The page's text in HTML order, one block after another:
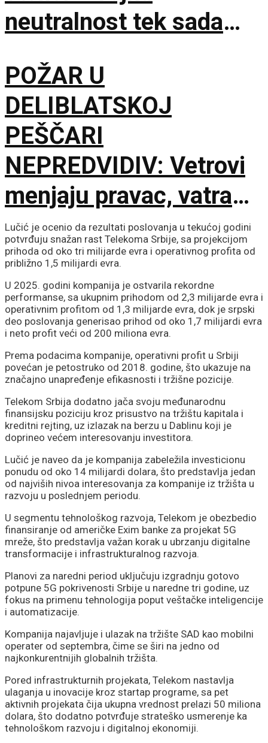
neutralnost tek sada
POŽAR U
DELIBLATSKOJ
PEŠČARI
NEPREDVIDIV: Vetrovi
menjaju pravac, vatra
zahvatila oko 1.500
hektara
Lučić je ocenio da rezultati poslovanja u tekućoj godini
potvrđuju snažan rast Telekoma Srbije, sa projekcijom
prihoda od oko tri milijarde evra i operativnog profita od
približno 1,5 milijardi evra.
U 2025. godini kompanija je ostvarila rekordne
performanse, sa ukupnim prihodom od 2,3 milijarde evra i
operativnim profitom od 1,3 milijarde evra, dok je srpski
deo poslovanja generisao prihod od oko 1,7 milijardi evra
i neto profit veći od 200 miliona evra.
Prema podacima kompanije, operativni profit u Srbiji
povećan je petostruko od 2018. godine, što ukazuje na
značajno unapređenje efikasnosti i tržišne pozicije.
Telekom Srbija dodatno jača svoju međunarodnu
finansijsku poziciju kroz prisustvo na tržištu kapitala i
kreditni rejting, uz izlazak na berzu u Dablinu koji je
doprineo većem interesovanju investitora.
Lučić je naveo da je kompanija zabeležila investicionu
ponudu od oko 14 milijardi dolara, što predstavlja jedan
od najviših nivoa interesovanja za kompanije iz tržišta u
razvoju u poslednjem periodu.
U segmentu tehnološkog razvoja, Telekom je obezbedio
finansiranje od američke Exim banke za projekat 5G
mreže, što predstavlja važan korak u ubrzanju digitalne
transformacije i infrastrukturalnog razvoja.
Planovi za naredni period uključuju izgradnju gotovo
potpune 5G pokrivenosti Srbije u naredne tri godine, uz
fokus na primenu tehnologija poput veštačke inteligencije
i automatizacije.
Kompanija najavljuje i ulazak na tržište SAD kao mobilni
operater od septembra, čime se širi na jedno od
najkonkurentnijih globalnih tržišta.
Pored infrastrukturnih projekata, Telekom nastavlja
ulaganja u inovacije kroz startap programe, sa pet
aktivnih projekata čija ukupna vrednost prelazi 50 miliona
dolara, što dodatno potvrđuje strateško usmerenje ka
tehnološkom razvoju i digitalnoj ekonomiji.